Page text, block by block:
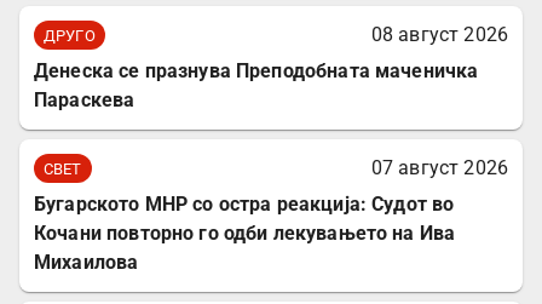
ДРУГО
08 август 2026
Денеска се празнува Преподобната маченичка
Параскева
СВЕТ
07 август 2026
Бугарското МНР со остра реакција: Судот во
Кочани повторно го одби лекувањето на Ива
Михаилова